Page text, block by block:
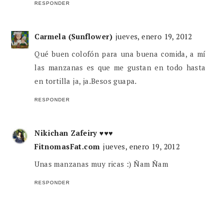
RESPONDER
Carmela (Sunflower) jueves, enero 19, 2012
Qué buen colofón para una buena comida, a mí
las manzanas es que me gustan en todo hasta
en tortilla ja, ja.Besos guapa.
RESPONDER
Nikichan Zafeiry ♥♥♥
FitnomasFat.com jueves, enero 19, 2012
Unas manzanas muy ricas :) Ñam Ñam
RESPONDER